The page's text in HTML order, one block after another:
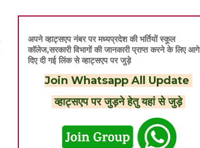
अपने व्हाट्सएप नंबर पर मध्यप्रदेश की भर्तियों स्कूल
कॉलेज,सरकारी विभागों की जानकारी प्राप्त करने के लिए आगे
दिए दी गई लिंक से व्हाट्सएप पर जुड़े
Join Whatsapp All Update
व्हाट्सएप पर जुड़ने हेतु यहां से जुड़े